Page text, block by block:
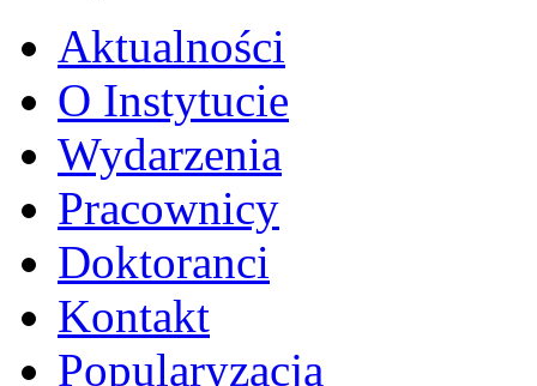
Aktualności
O Instytucie
Wydarzenia
Pracownicy
Doktoranci
Kontakt
Popularyzacja